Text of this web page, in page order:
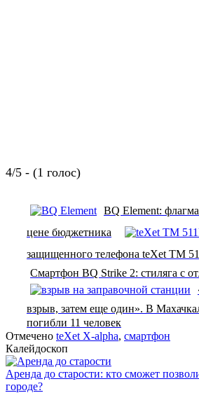
4/5 - (1 голос)
BQ Element:
цене бюджетника
защищенного телефона teXet TM
Смартфон BQ Strike 2: стиляга с
взрыв, затем еще один». В
погибли 11 человек
Отмечено teXet X-alpha, смартфон
Калейдоскоп
Аренда до старости: кто сможет
городе?